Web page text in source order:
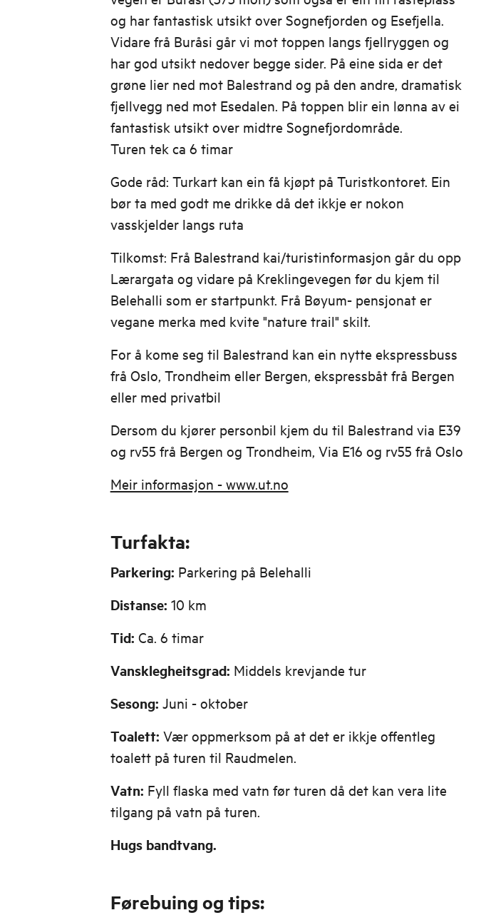
og har fantastisk utsikt over Sognefjorden og Esefjella.
Vidare frå Buråsi går vi mot toppen langs fjellryggen og
har god utsikt nedover begge sider. På eine sida er det
grøne lier ned mot Balestrand og på den andre, dramatisk
fjellvegg ned mot Esedalen. På toppen blir ein lønna av ei
fantastisk utsikt over midtre Sognefjordområde.
Turen tek ca 6 timar
Gode råd: Turkart kan ein få kjøpt på Turistkontoret. Ein
bør ta med godt me drikke då det ikkje er nokon
vasskjelder langs ruta
Tilkomst: Frå Balestrand kai/turistinformasjon går du opp
Lærargata og vidare på Kreklingevegen før du kjem til
Belehalli som er startpunkt. Frå Bøyum- pensjonat er
vegane merka med kvite "nature trail" skilt.
For å kome seg til Balestrand kan ein nytte ekspressbuss
frå Oslo, Trondheim eller Bergen, ekspressbåt frå Bergen
eller med privatbil
Dersom du kjører personbil kjem du til Balestrand via E39
og rv55 frå Bergen og Trondheim, Via E16 og rv55 frå Oslo
Meir informasjon - www.ut.no
Turfakta:
Parkering: Parkering på Belehalli
Distanse: 10 km
Tid: Ca. 6 timar
Vansklegheitsgrad: Middels krevjande tur
Sesong: Juni - oktober
Toalett: Vær oppmerksom på at det er ikkje offentleg
toalett på turen til Raudmelen.
Vatn: Fyll flaska med vatn før turen då det kan vera lite
tilgang på vatn på turen.
Hugs bandtvang.
Førebuing og tips: